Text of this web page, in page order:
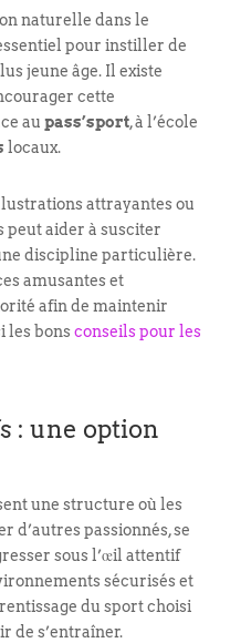
naturelle dans le
pour instiller de
jeune âge. Il existe
cette
au pass’sport, à l’école
locaux.
attrayantes ou
peut aider à susciter
discipline particulière.
amusantes et
afin de maintenir
les bonsconseils pour les
: une option
une structure où les
d’autres passionnés, se
sous l’œil attentif
sécurisés et
du sport choisi
de s’entraîner.